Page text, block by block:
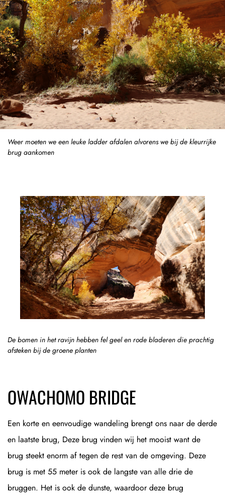
Weer moeten we een leuke ladder afdalen alvorens we bij de kleurrijke
brug aankomen
De bomen in het ravijn hebben fel geel en rode bladeren die prachtig
afsteken bij de groene planten
OWACHOMO BRIDGE
Een korte en eenvoudige wandeling brengt ons naar de derde
en laatste brug, Deze brug vinden wij het mooist want de
brug steekt enorm af tegen de rest van de omgeving. Deze
brug is met 55 meter is ook de langste van alle drie de
bruggen. Het is ook de dunste, waardoor deze brug